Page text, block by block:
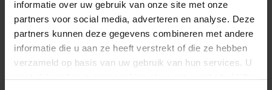
informatie over uw gebruik van onze site met onze
partners voor social media, adverteren en analyse. Deze
partners kunnen deze gegevens combineren met andere
informatie die u aan ze heeft verstrekt of die ze hebben
verzameld op basis van uw gebruik van hun services. U
gaat akkoord met onze cookies als u onze website blijft
Kleur
Standaard kleuren